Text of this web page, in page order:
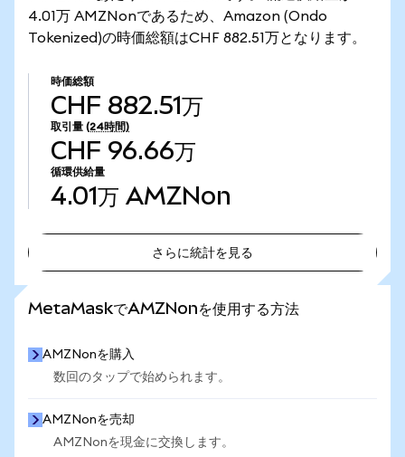
4.01万 AMZNonであるため、Amazon (Ondo
Tokenized)の時価総額はCHF 882.51万となります。
時価総額
CHF 882.51万
取引量 (24時間)
CHF 96.66万
循環供給量
4.01万 AMZNon
さらに統計を見る
MetaMaskでAMZNonを使用する方法
AMZNonを購入
数回のタップで始められます。
AMZNonを売却
AMZNonを現金に交換します。